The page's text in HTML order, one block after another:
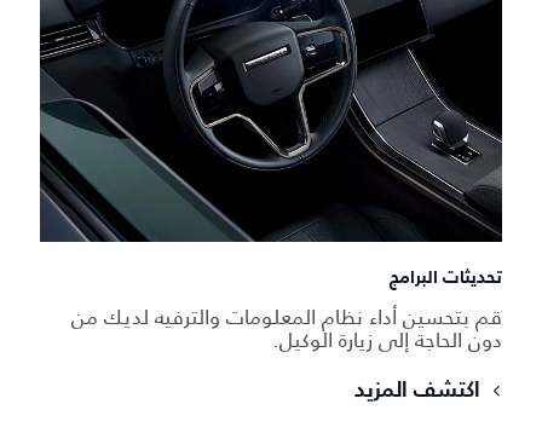
تحديثات البرامج
قم بتحسين أداء نظام المعلومات والترفيه لديك من
دون الحاجة إلى زيارة الوكيل.
اكتشف المزيد